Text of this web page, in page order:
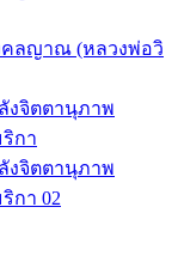
คลญาณ (หลวงพ่อวิ
งจิตตานุภาพ
กา
งจิตตานุภาพ
กา 02